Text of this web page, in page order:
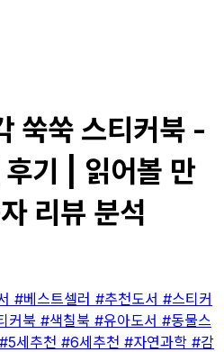
쑥쑥 스티커북 -
기 | 읽어볼 만
리뷰 분석
#베스트셀러 #추천도서 #스티커
커북 #색칠북 #유아도서 #동물스
#5세추천 #6세추천 #자연과학 #감